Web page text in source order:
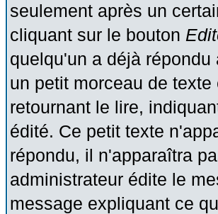
seulement après un
cliquant sur le bouton
quelqu'un a déjà
un petit morceau de
retournant le lire,
édité. Ce petit texte
répondu, il n'apparaîtra
administrateur édite le
message expliquant ce